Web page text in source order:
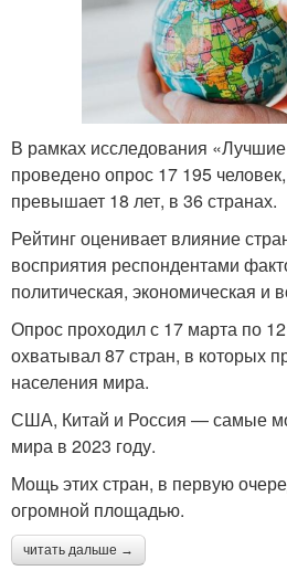
В рамках исследования
проведено опрос 17 195
превышает 18 лет, в 36 странах.
Рейтинг оценивает влияние
восприятия респондентами
политическая, экономическая и
Опрос проходил с 17 марта по
охватывал 87 стран, в которых
населения мира.
США, Китай и Россия — самые
мира в 2023 году.
Мощь этих стран, в первую
огромной площадью.
читать дальше →